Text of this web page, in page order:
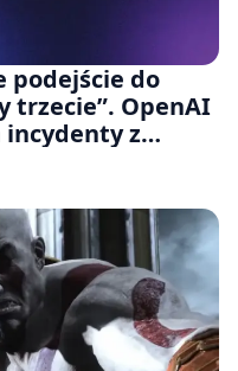
podejście do
trzecie”. OpenAI
z